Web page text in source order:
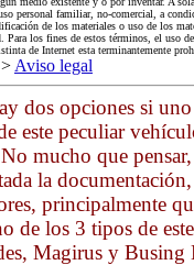
personal familiar, no-comercial, a
de los materiales o uso de los
Para los fines de estos términos, el uso
de Internet esta terminantemente
Aviso legal
dos opciones si
este peculiar
mucho que
la
principalmente
de los 3 tipos de
Magirus y Busing